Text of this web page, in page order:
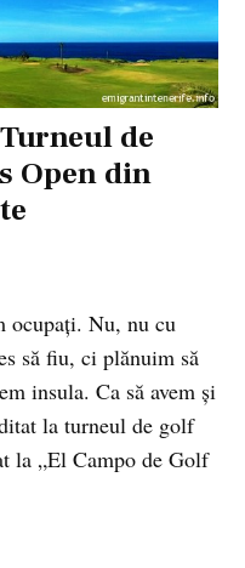
de
Open din
ocupaţi. Nu, nu cu
să fiu, ci plănuim să
insula. Ca să avem şi
la turneul de golf
la „El Campo de Golf